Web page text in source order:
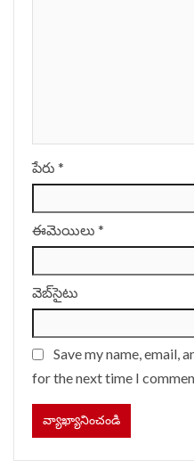
పేరు *
ఈమెయిలు *
వెబ్‌సైటు
Save my name, email,
for the next time I